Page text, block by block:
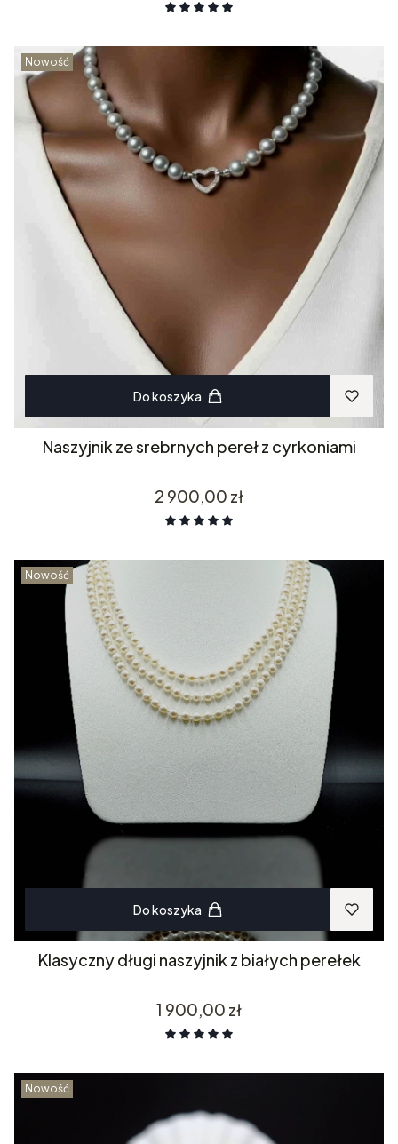
Nowość
Do koszyka
Naszyjnik ze srebrnych pereł z cyrkoniami
Cena
2 900,00 zł
Nowość
Do koszyka
Klasyczny długi naszyjnik z białych perełek
Cena
1 900,00 zł
Nowość